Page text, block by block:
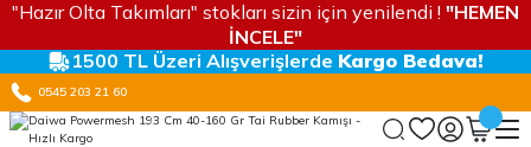
"Hazır Olta Takımları" stokları sizin için yenilendi ! "HEMEN
İNCELE"
1500 TL Üzeri Alışverişlerde Kargo Bedava!
0545 203 21 60